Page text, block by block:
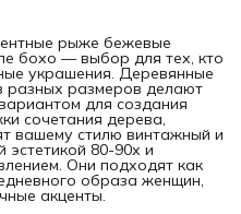
рыже бежевые
бохо — выбор для тех, кто
украшения. Деревянные
разных размеров делают
для создания
сочетания дерева,
вашему стилю винтажный и
эстетикой 80-90х и
Они подходят как
образа женщин,
акценты.